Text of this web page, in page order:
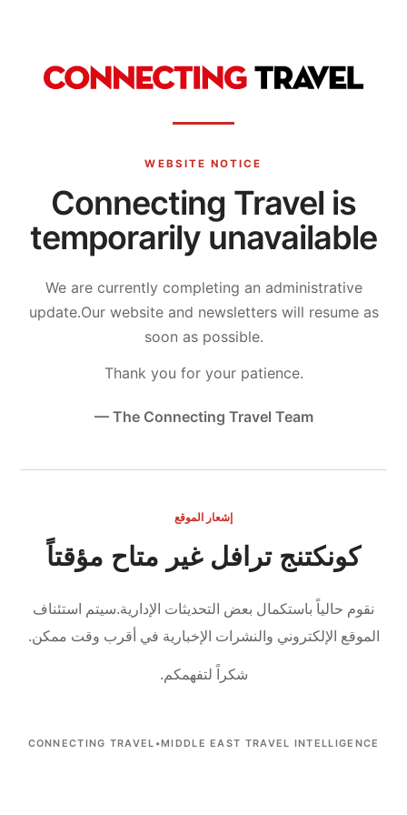
WEBSITE NOTICE
Connecting Travel is
temporarily unavailable
We are currently completing an administrative
update.Our website and newsletters will resume as
soon as possible.
Thank you for your patience.
— The Connecting Travel Team
إشعار الموقع
كونكتنج ترافل غير متاح مؤقتاً
نقوم حالياً باستكمال بعض التحديثات الإدارية.سيتم استئناف
الموقع الإلكتروني والنشرات الإخبارية في أقرب وقت ممكن.
شكراً لتفهمكم.
CONNECTING TRAVEL •MIDDLE EAST TRAVEL INTELLIGENCE